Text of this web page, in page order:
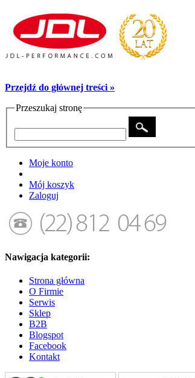
Przejdź do głównej treści »
Przeszukaj stronę
Moje konto
Mój koszyk
Zaloguj
Nawigacja kategorii:
Strona główna
O Firmie
Serwis
Sklep
B2B
Blogspot
Facebook
Kontakt